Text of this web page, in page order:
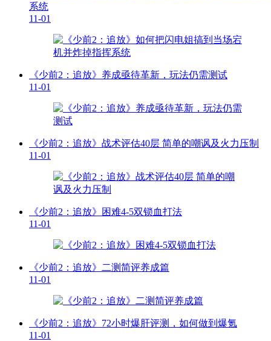
系统
11-01
《少前2：追放》养成亟待革新，玩法仍需测试
11-01
《少前2：追放》战术评估40层 简单的嘲讽及火力压制
11-01
《少前2：追放》困难4-5双锁血打法
11-01
《少前2：追放》二测简评养成篇
11-01
《少前2：追放》72小时爆肝评测，如何做到爆氪
11-01